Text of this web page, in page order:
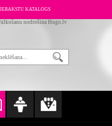
KATALOGS
nodrošina Hugo.lv